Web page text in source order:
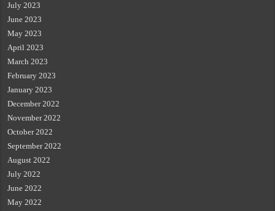
July 2023
June 2023
May 2023
April 2023
March 2023
February 2023
January 2023
December 2022
November 2022
October 2022
September 2022
August 2022
July 2022
June 2022
May 2022